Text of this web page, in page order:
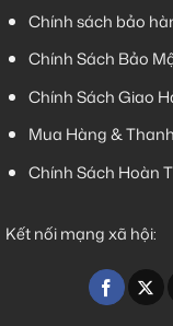
Chính sách bảo
Chính Sách Bảo
Chính Sách Giao
Mua Hàng &
Chính Sách Hoàn
Kết nối mạng xã hội: